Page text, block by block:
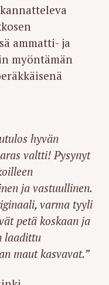
ammatti- ja
myöntämän
hyvän
valtti! Pysynyt
ja vastuullinen.
varma tyyli
petä koskaan ja
laadittu
maut kasvavat.”